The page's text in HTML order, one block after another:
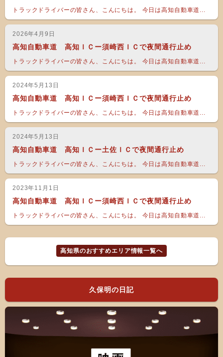
トラックドライバーの皆さん、こんにちは。 今日は高知自動車道...
2026年4月9日
高知自動車道 高知ＩＣー須崎西ＩＣで夜間通行止め
トラックドライバーの皆さん、こんにちは。 今日は高知自動車道...
2024年5月13日
高知自動車道 高知ＩＣー須崎西ＩＣで夜間通行止め
トラックドライバーの皆さん、こんにちは。 今日は高知自動車道...
2024年5月13日
高知自動車道 高知ＩＣー土佐ＩＣで夜間通行止め
トラックドライバーの皆さん、こんにちは。 今日は高知自動車道...
2023年11月1日
高知自動車道 高知ＩＣー須崎西ＩＣで夜間通行止め
トラックドライバーの皆さん、こんにちは。 今日は高知自動車道...
高知県のおすすめエリア情報一覧へ
久保明の日記